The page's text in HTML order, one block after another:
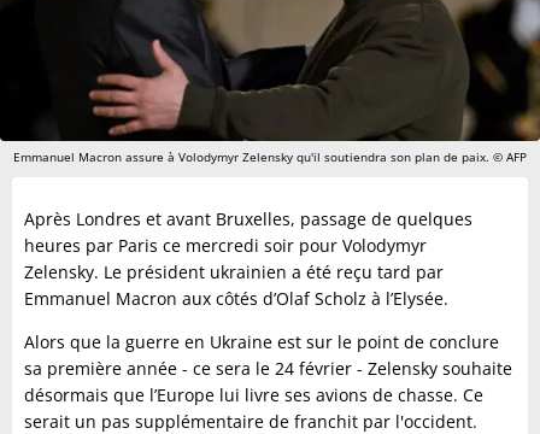
Emmanuel Macron assure à Volodymyr Zelensky qu'il soutiendra son plan de paix. © AFP
Après Londres et avant Bruxelles, passage de quelques
heures par Paris ce mercredi soir pour Volodymyr
Zelensky. Le président ukrainien a été reçu tard par
Emmanuel Macron aux côtés d’Olaf Scholz à l’Elysée.
Alors que la guerre en Ukraine est sur le point de conclure
sa première année - ce sera le 24 février - Zelensky souhaite
désormais que l’Europe lui livre ses avions de chasse. Ce
serait un pas supplémentaire de franchit par l'occident.